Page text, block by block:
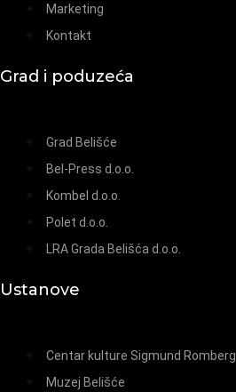
Marketing
Kontakt
Grad i poduzeća
Grad Belišće
Bel-Press d.o.o.
Kombel d.o.o.
Polet d.o.o.
LRA Grada Belišća d.o.o.
Ustanove
Centar kulture Sigmund Romberg
Muzej Belišće